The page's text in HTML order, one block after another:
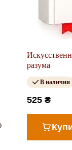
разума
В наличии
525 ₴